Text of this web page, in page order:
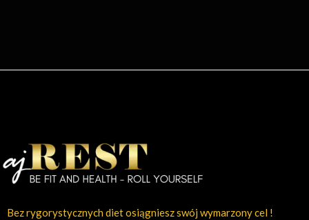
Bez rygorystycznych diet osiągniesz swój wymarzony cel !